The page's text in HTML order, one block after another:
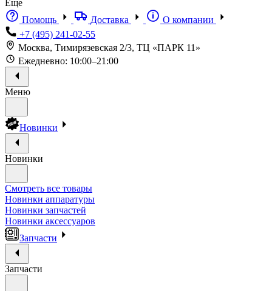
Еще
Помощь
Доставка
О компании
+7 (495) 241-02-55
Москва, Тимирязевская 2/3, ТЦ «ПАРК 11»
Ежедневно: 10:00–21:00
Меню
Новинки
Новинки
Смотреть все товары
Новинки аппаратуры
Новинки запчастей
Новинки аксессуаров
Запчасти
Запчасти